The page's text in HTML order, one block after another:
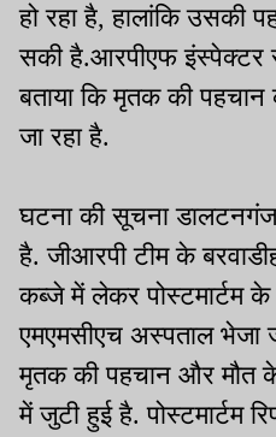
हो रहा है, हालांकि उसकी
सकी है.आरपीएफ इंस्पेक्टर
बताया कि मृतक की पहचान
जा रहा है.
घटना की सूचना
है. जीआरपी टीम के
कब्जे में लेकर पोस्टमार्टम के
एमएमसीएच अस्पताल भेजा
मृतक की पहचान और मौत
में जुटी हुई है. पोस्टमार्टम